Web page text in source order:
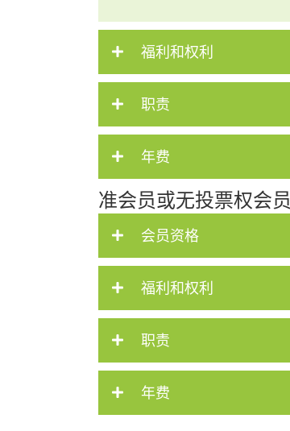
福利和权利
职责
年费
准会员或无投票权会员
会员资格
福利和权利
职责
年费